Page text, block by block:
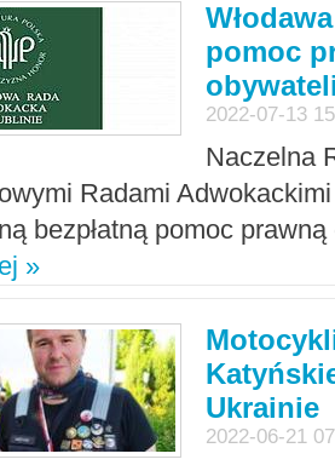
pomoc
2022-07-13
Naczelna
Radami Adwokackimi
bezpłatną pomoc
»
Ukrainie
2022-06-21